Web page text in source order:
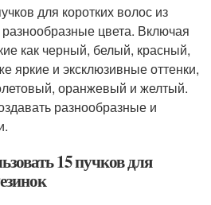
для коротких волос из
цвета. Включая
как черный, белый, красный,
яркие и эксклюзивные оттенки,
оранжевый и желтый.
разнообразные и
15 пучков для